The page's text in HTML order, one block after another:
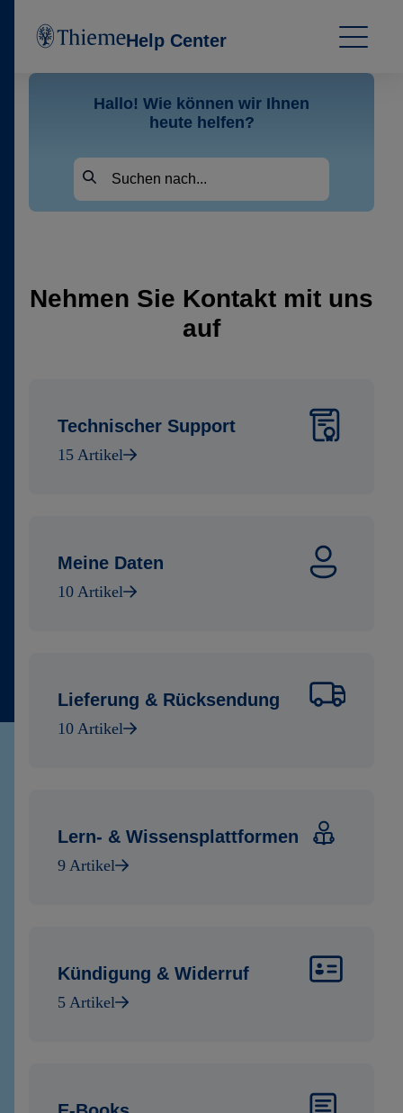
Help Center
Hallo! Wie können wir Ihnen
heute helfen?
Nehmen Sie Kontakt mit uns
auf
Technischer Support
15 Artikel
Meine Daten
10 Artikel
Lieferung & Rücksendung
10 Artikel
Lern- & Wissensplattformen
9 Artikel
Kündigung & Widerruf
5 Artikel